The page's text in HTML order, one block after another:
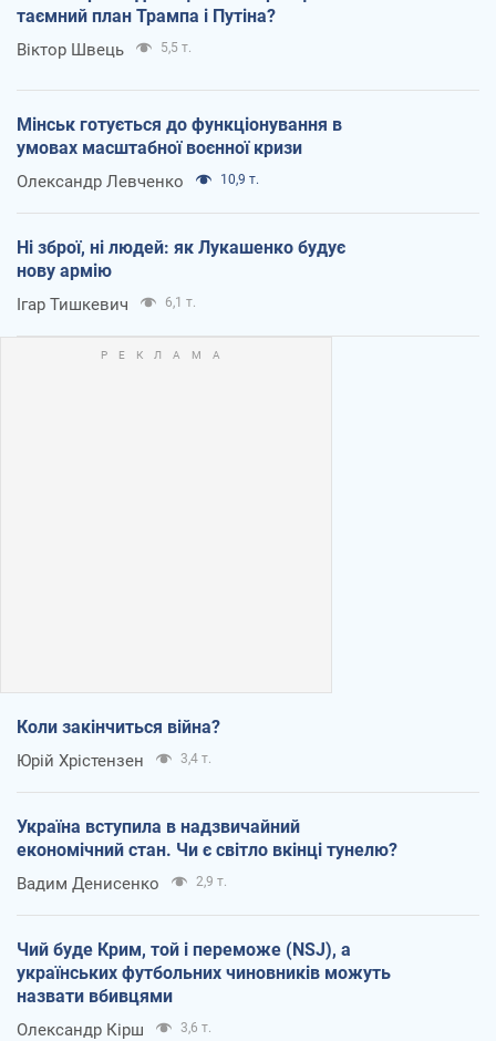
таємний план Трампа і Путіна?
Віктор Швець 5,5 т.
Мінськ готується до функціонування в
умовах масштабної воєнної кризи
Олександр Левченко 10,9 т.
Ні зброї, ні людей: як Лукашенко будує
нову армію
Ігар Тишкевич 6,1 т.
Коли закінчиться війна?
Юрій Хрістензен 3,4 т.
Україна вступила в надзвичайний
економічний стан. Чи є світло вкінці тунелю?
Вадим Денисенко 2,9 т.
Чий буде Крим, той і переможе (NSJ), а
українських футбольних чиновників можуть
назвати вбивцями
Олександр Кірш 3,6 т.